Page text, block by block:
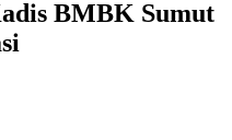
BMBK Sumut